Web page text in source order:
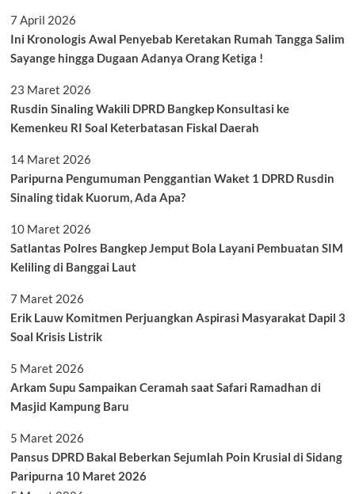
7 April 2026
Ini Kronologis Awal Penyebab Keretakan Rumah Tangga Salim
Sayange hingga Dugaan Adanya Orang Ketiga !
23 Maret 2026
Rusdin Sinaling Wakili DPRD Bangkep Konsultasi ke
Kemenkeu RI Soal Keterbatasan Fiskal Daerah
14 Maret 2026
Paripurna Pengumuman Penggantian Waket 1 DPRD Rusdin
Sinaling tidak Kuorum, Ada Apa?
10 Maret 2026
Satlantas Polres Bangkep Jemput Bola Layani Pembuatan SIM
Keliling di Banggai Laut
7 Maret 2026
Erik Lauw Komitmen Perjuangkan Aspirasi Masyarakat Dapil 3
Soal Krisis Listrik
5 Maret 2026
Arkam Supu Sampaikan Ceramah saat Safari Ramadhan di
Masjid Kampung Baru
5 Maret 2026
Pansus DPRD Bakal Beberkan Sejumlah Poin Krusial di Sidang
Paripurna 10 Maret 2026